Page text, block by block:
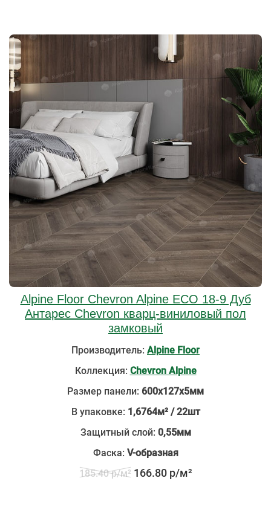
Alpine Floor Chevron Alpine ECO 18-9 Дуб
Антарес Chevron кварц-виниловый пол
замковый
Производитель: Alpine Floor
Коллекция: Chevron Alpine
Размер панели: 600х127х5мм
В упаковке: 1,6764м² / 22шт
Защитный слой: 0,55мм
Фаска: V-образная
185.40 р/м² 166.80 р/м²